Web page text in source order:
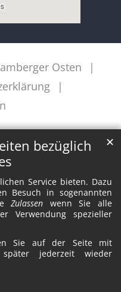
bezüglich
Service bieten. Dazu
Besuch in sogenannten
Zulassen wenn Sie alle
Verwendung spezieller
Sie auf der Seite mit
später jederzeit wieder
✕
Osten